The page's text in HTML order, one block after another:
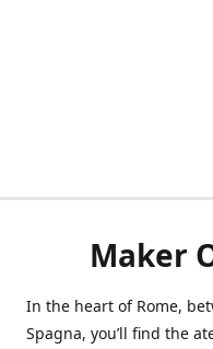
Maker
In the heart of Rome,
Spagna, you’ll find the